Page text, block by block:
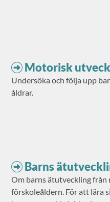
Motorisk
Undersöka och följa upp
åldrar.
Barns
Om barns ätutveckling från
förskoleåldern. För att lära